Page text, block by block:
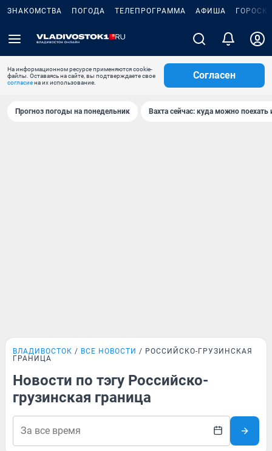
ЗНАКОМСТВА ПОГОДА ТЕЛЕПРОГРАММА АФИША
На информационном ресурсе применяются cookie-
файлы. Оставаясь на сайте, вы подтверждаете свое
согласиена их использование.
Согласен
Прогноз погоды на понедельник Вахта сейчас: куда можно поехать
ВЛАДИВОСТОК ВСЕ НОВОСТИ
РОССИЙСКО-ГРУЗИНСКАЯ
ГРАНИЦА
Новости по тэгу Российско-
грузинская граница